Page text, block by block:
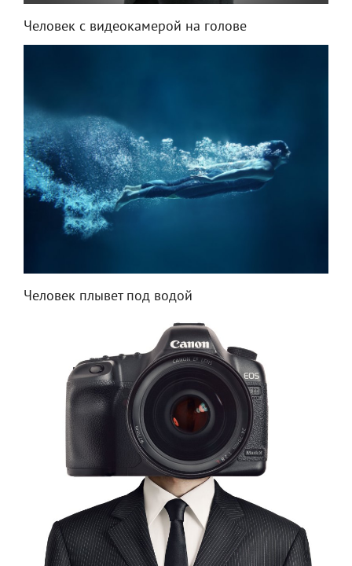
Человек с видеокамерой на голове
Человек плывет под водой